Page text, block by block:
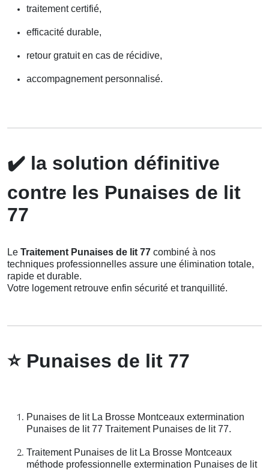
traitement certifié,
efficacité durable,
retour gratuit en cas de récidive,
accompagnement personnalisé.
✔️ la solution définitive
contre les Punaises de lit
77
Le Traitement Punaises de lit 77 combiné à nos
techniques professionnelles assure une élimination totale,
rapide et durable.
Votre logement retrouve enfin sécurité et tranquillité.
⭐Punaises de lit 77
Punaises de lit La Brosse Montceaux extermination
Punaises de lit 77 Traitement Punaises de lit 77.
Traitement Punaises de lit La Brosse Montceaux
méthode professionnelle extermination Punaises de lit